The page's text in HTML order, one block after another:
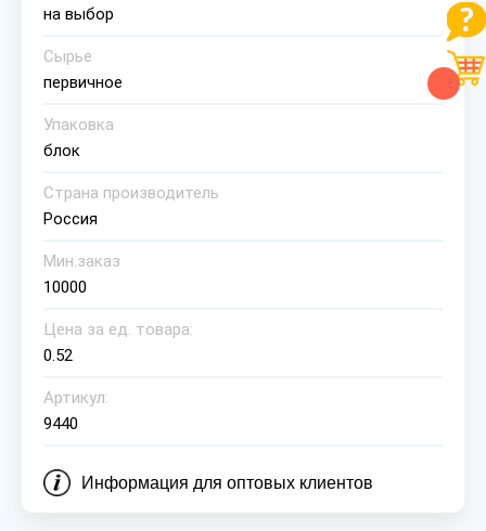
на выбор
Сырье
первичное
Упаковка
блок
Страна производитель
Россия
Мин.заказ
10000
Цена за ед. товара:
0.52
Артикул:
9440
Информация для оптовых клиентов